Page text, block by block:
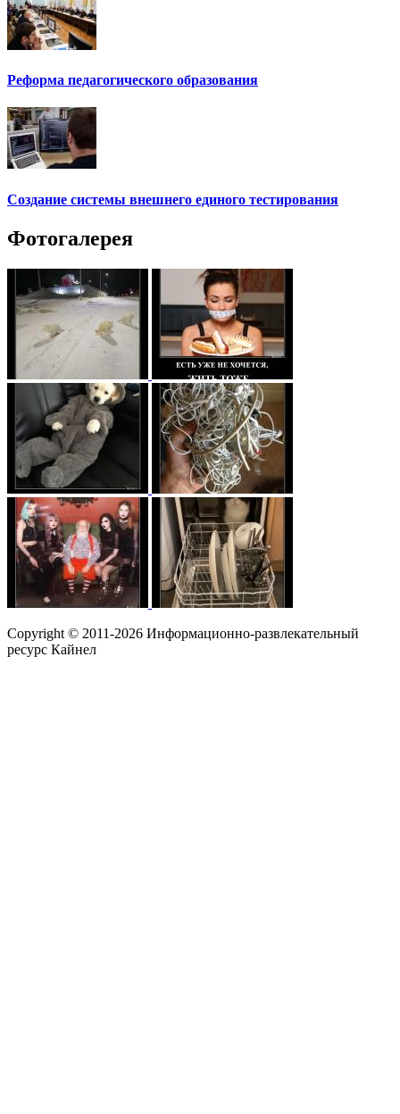
Реформа педагогического образования
Создание системы внешнего единого тестирования
Фотогалерея
Copyright © 2011-2026 Информационно-развлекательный
ресурс Кайнел